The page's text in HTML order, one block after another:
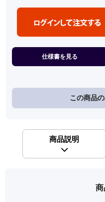
仕様書を見る
この商品
商品説明
商